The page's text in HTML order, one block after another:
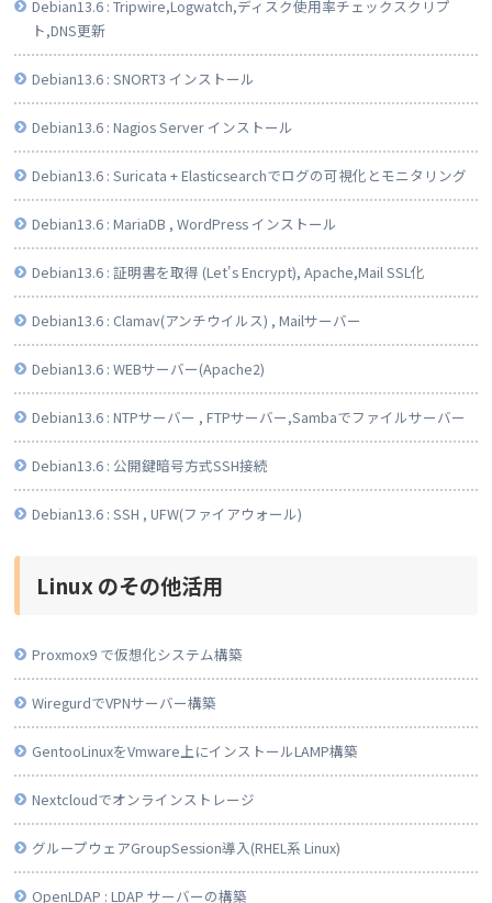
Debian13.6 : Tripwire,Logwatch,ディスク使用率チェックスクリプ
ト,DNS更新
Debian13.6 : SNORT3 インストール
Debian13.6 : Nagios Server インストール
Debian13.6 : Suricata + Elasticsearchでログの可視化とモニタリング
Debian13.6 : MariaDB , WordPress インストール
Debian13.6 : 証明書を取得 (Let's Encrypt), Apache,Mail SSL化
Debian13.6 : Clamav(アンチウイルス) , Mailサーバー
Debian13.6 : WEBサーバー(Apache2)
Debian13.6 : NTPサーバー , FTPサーバー,Sambaでファイルサーバー
Debian13.6 : 公開鍵暗号方式SSH接続
Debian13.6 : SSH , UFW(ファイアウォール)
Linux のその他活用
Proxmox9 で仮想化システム構築
WiregurdでVPNサーバー構築
GentooLinuxをVmware上にインストールLAMP構築
Nextcloudでオンラインストレージ
グループウェアGroupSession導入(RHEL系 Linux)
OpenLDAP : LDAP サーバーの構築